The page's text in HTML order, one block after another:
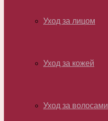
Уход за лицом
Уход за кожей
Уход за волосами